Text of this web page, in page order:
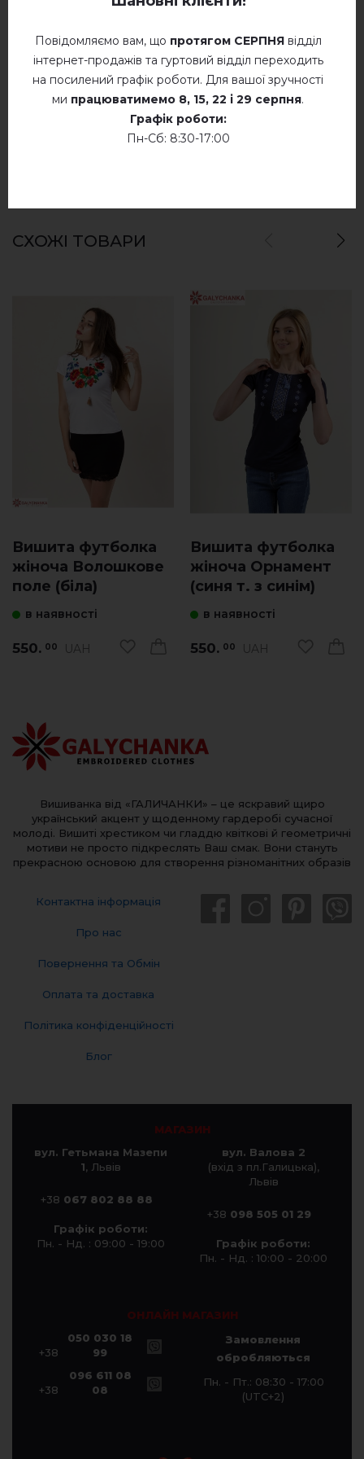
Немає відгуків про цей товар.
додайте свій відгук про Глорія (синя т. з
червона)
СХОЖІ ТОВАРИ
Вишита футболка
жіноча Волошкове
поле (біла)
в наявності
550. 00 UAH
Вишита футболка
жіноча Орнамент
(синя т. з синім)
в наявності
550. 00 UAH
Не сушити у барабанній сушці
Суха хімчистка
Сушити у розкладеному стані
Сушити розвішеними
Вишиванка від «ГАЛИЧАНКИ» – це яскравий щиро
український акцент у щоденному гардеробі сучасної
молоді. Вишиті хрестиком чи гладдю квіткові й геометричні
мотиви не просто підкреслять Ваш смак. Вони стануть
прекрасною основою для створення різноманітних образів
Контактна інформація
Про нас
Повернення та Обмін
Оплата та доставка
Політика конфіденційності
Блог
МАГАЗИН
вул. Гетьмана Мазепи
1, Львів
+38 067 802 88 88
Графік роботи:
Пн. - Нд. : 09:00 - 19:00
вул. Валова 2
(вхід з пл.Галицька),
Львів
+38 098 505 01 29
Графік роботи:
Пн. - Нд. : 10:00 - 20:00
ОНЛАЙН МАГАЗИН
+38
050 030 18
99
+38
096 611 08
08
Замовлення
обробляються
Пн. - Пт.: 08:30 - 17:00
(UTC+2)
Повідомляємо вам, що протягом СЕРПНЯвідділ
інтернет-продажів та гуртовий відділ переходить
на посилений графік роботи. Для вашої зручності
ми працюватимемо 8, 15, 22 і 29 серпня.
Графік роботи:
Пн-Сб: 8:30-17:00